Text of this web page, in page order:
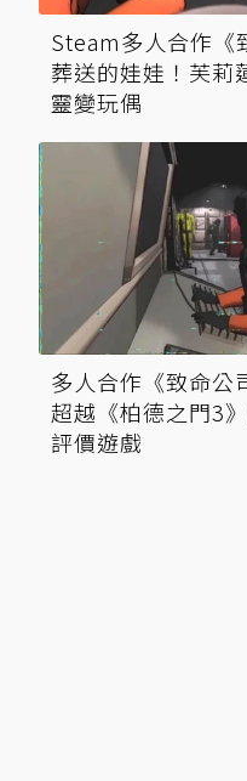
Steam多人合作《
葬送的娃娃！芙莉
靈變玩偶
多人合作《致命公
超越《柏德之門3
評價遊戲